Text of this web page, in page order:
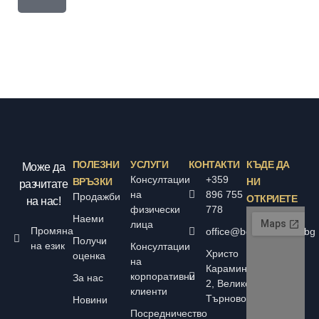
Може да
разчитате
на нас!
Промяна
на език
ПОЛЕЗНИ
ВРЪЗКИ
Продажби
Наеми
Получи
оценка
За нас
Новини
УСЛУГИ
Консултации
на
физически
лица
Консултации
на
корпоративни
клиенти
Посредничество
КОНТАКТИ
+359
896 755
778
office@bolyarskiimoti.bg
Христо
Караминков
2, Велико
Търново
КЪДЕ ДА
НИ
ОТКРИЕТЕ